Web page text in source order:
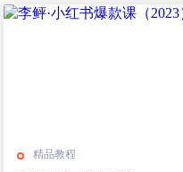
精品教程